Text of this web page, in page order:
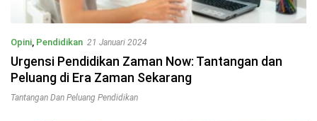
Opini, Pendidikan 21 Januari 2024
Urgensi Pendidikan Zaman Now: Tantangan dan
Peluang di Era Zaman Sekarang
Tantangan Dan Peluang Pendidikan